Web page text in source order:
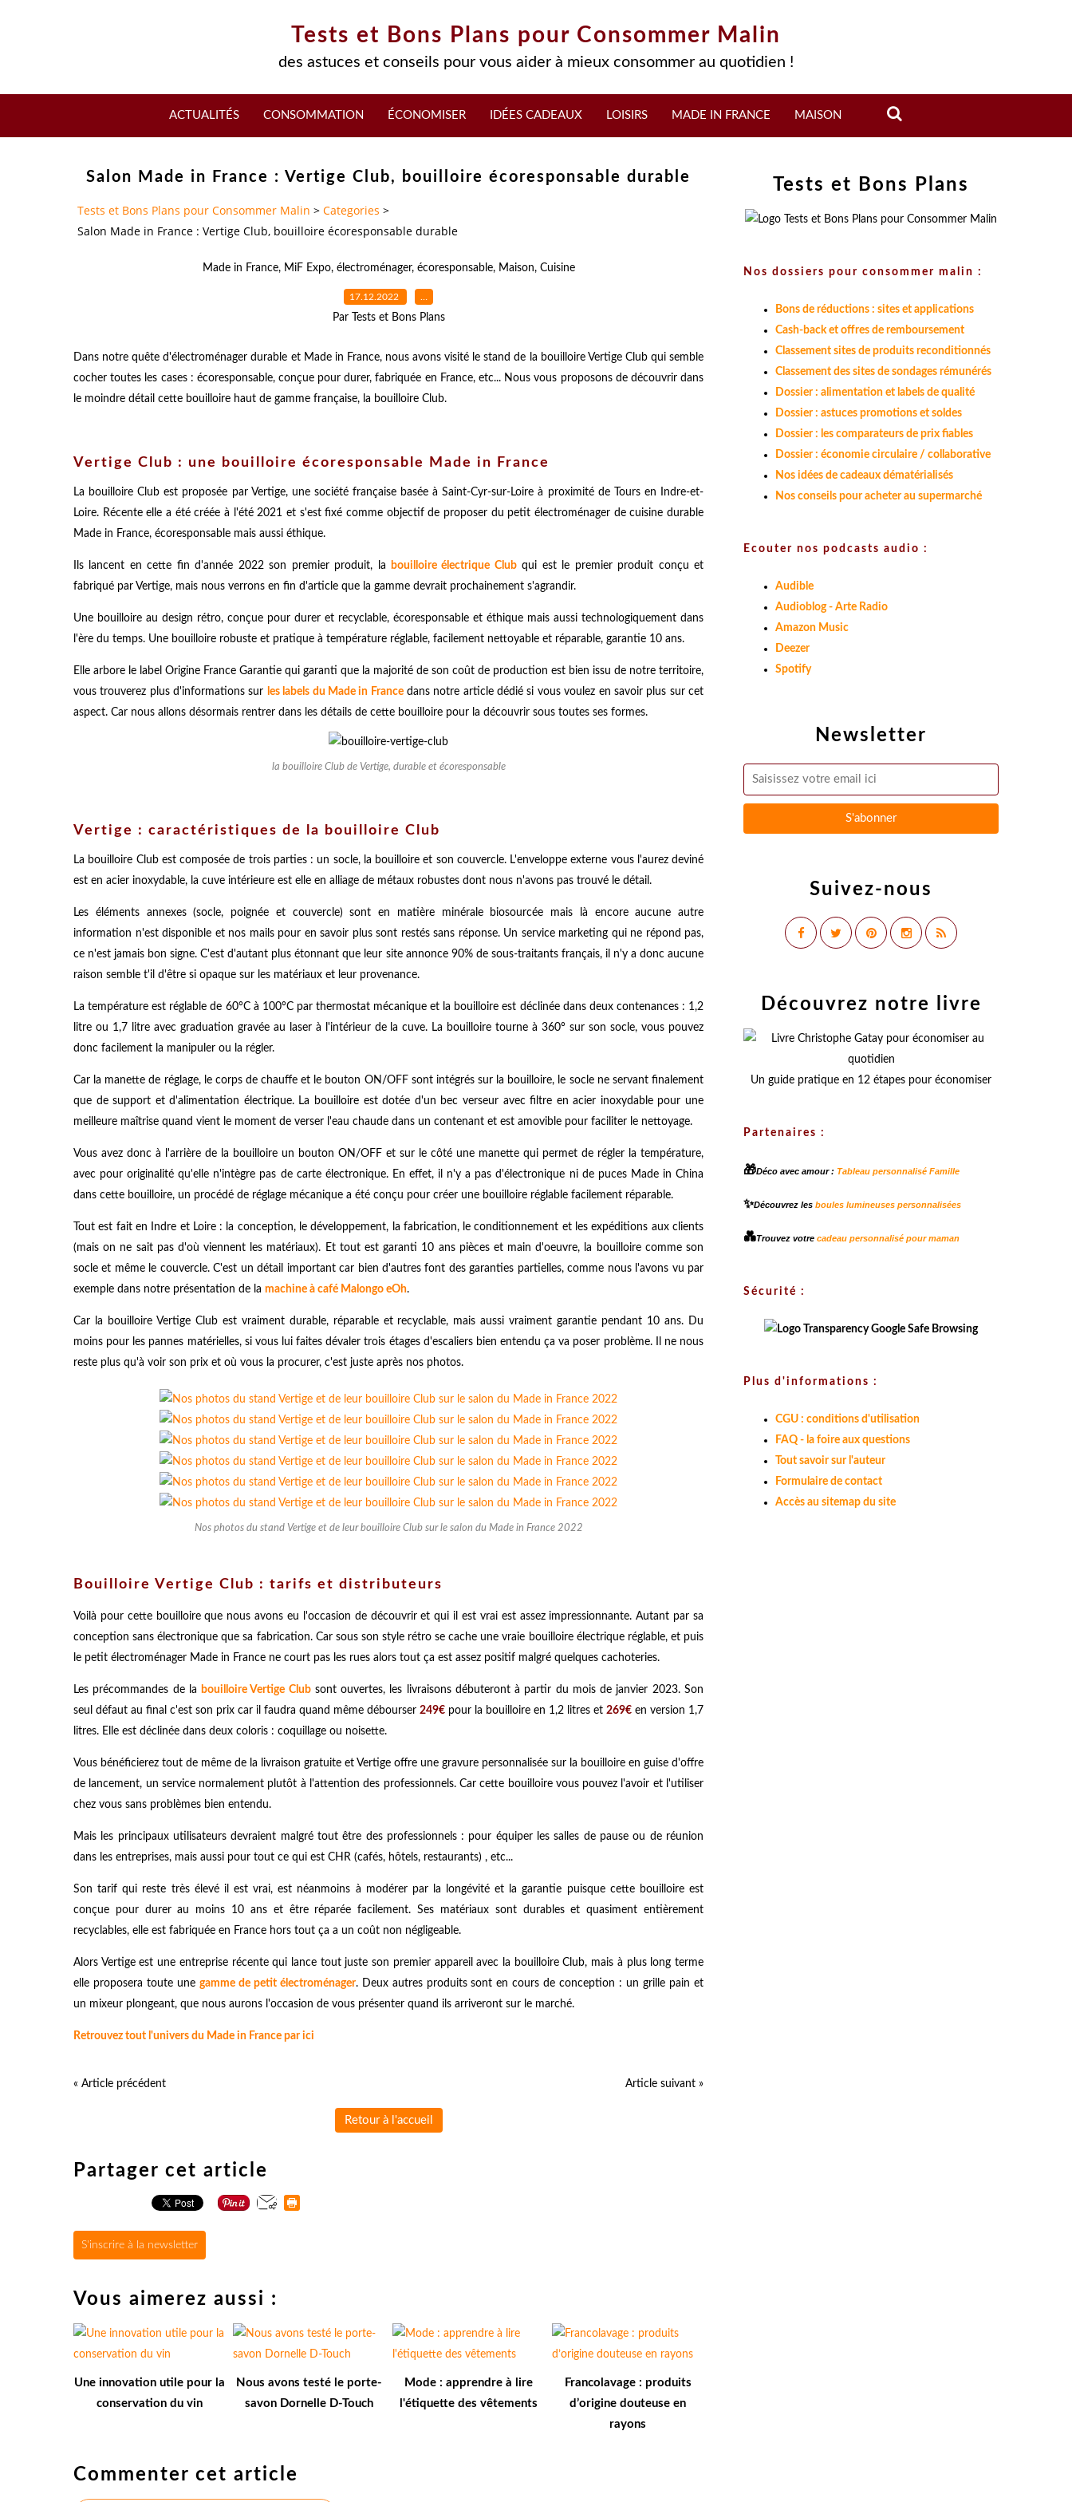
Tests et Bons Plans pour Consommer Malin
des astuces et conseils pour vous aider à mieux consommer au quotidien !
ACTUALITÉS CONSOMMATION ÉCONOMISER IDÉES CADEAUX LOISIRS MADE IN FRANCE MAISON
Salon Made in France : Vertige Club, bouilloire écoresponsable durable
Tests et Bons Plans pour Consommer Malin > Categories >
Salon Made in France : Vertige Club, bouilloire écoresponsable durable
Made in France, MiF Expo, électroménager, écoresponsable, Maison, Cuisine
17.12.2022 …
Par Tests et Bons Plans
Dans notre quête d'électroménager durable et Made in France, nous avons visité le stand de la bouilloire Vertige Club qui semble
cocher toutes les cases : écoresponsable, conçue pour durer, fabriquée en France, etc... Nous vous proposons de découvrir dans
le moindre détail cette bouilloire haut de gamme française, la bouilloire Club.
Vertige Club : une bouilloire écoresponsable Made in France
La bouilloire Club est proposée par Vertige, une société française basée à Saint-Cyr-sur-Loire à proximité de Tours en Indre-et-
Loire. Récente elle a été créée à l'été 2021 et s'est fixé comme objectif de proposer du petit électroménager de cuisine durable
Made in France, écoresponsable mais aussi éthique.
Ils lancent en cette fin d'année 2022 son premier produit, la bouilloire électrique Clubqui est le premier produit conçu et
fabriqué par Vertige, mais nous verrons en fin d'article que la gamme devrait prochainement s'agrandir.
Une bouilloire au design rétro, conçue pour durer et recyclable, écoresponsable et éthique mais aussi technologiquement dans
l'ère du temps. Une bouilloire robuste et pratique à température réglable, facilement nettoyable et réparable, garantie 10 ans.
Elle arbore le label Origine France Garantie qui garanti que la majorité de son coût de production est bien issu de notre territoire,
vous trouverez plus d'informations sur les labels du Made in Francedans notre article dédié si vous voulez en savoir plus sur cet
aspect. Car nous allons désormais rentrer dans les détails de cette bouilloire pour la découvrir sous toutes ses formes.
la bouilloire Club de Vertige, durable et écoresponsable
Vertige : caractéristiques de la bouilloire Club
La bouilloire Club est composée de trois parties : un socle, la bouilloire et son couvercle. L'enveloppe externe vous l'aurez deviné
est en acier inoxydable, la cuve intérieure est elle en alliage de métaux robustes dont nous n'avons pas trouvé le détail.
Les éléments annexes (socle, poignée et couvercle) sont en matière minérale biosourcée mais là encore aucune autre
information n'est disponible et nos mails pour en savoir plus sont restés sans réponse. Un service marketing qui ne répond pas,
ce n'est jamais bon signe. C'est d'autant plus étonnant que leur site annonce 90% de sous-traitants français, il n'y a donc aucune
raison semble t'il d'être si opaque sur les matériaux et leur provenance.
La température est réglable de 60°C à 100°C par thermostat mécanique et la bouilloire est déclinée dans deux contenances : 1,2
litre ou 1,7 litre avec graduation gravée au laser à l'intérieur de la cuve. La bouilloire tourne à 360° sur son socle, vous pouvez
donc facilement la manipuler ou la régler.
Car la manette de réglage, le corps de chauffe et le bouton ON/OFF sont intégrés sur la bouilloire, le socle ne servant finalement
que de support et d'alimentation électrique. La bouilloire est dotée d'un bec verseur avec filtre en acier inoxydable pour une
meilleure maîtrise quand vient le moment de verser l'eau chaude dans un contenant et est amovible pour faciliter le nettoyage.
Vous avez donc à l'arrière de la bouilloire un bouton ON/OFF et sur le côté une manette qui permet de régler la température,
avec pour originalité qu'elle n'intègre pas de carte électronique. En effet, il n'y a pas d'électronique ni de puces Made in China
dans cette bouilloire, un procédé de réglage mécanique a été conçu pour créer une bouilloire réglable facilement réparable.
Tout est fait en Indre et Loire : la conception, le développement, la fabrication, le conditionnement et les expéditions aux clients
(mais on ne sait pas d'où viennent les matériaux). Et tout est garanti 10 ans pièces et main d'oeuvre, la bouilloire comme son
socle et même le couvercle. C'est un détail important car bien d'autres font des garanties partielles, comme nous l'avons vu par
exemple dans notre présentation de la machine à café Malongo eOh.
Car la bouilloire Vertige Club est vraiment durable, réparable et recyclable, mais aussi vraiment garantie pendant 10 ans. Du
moins pour les pannes matérielles, si vous lui faites dévaler trois étages d'escaliers bien entendu ça va poser problème. Il ne nous
reste plus qu'à voir son prix et où vous la procurer, c'est juste après nos photos.
Nos photos du stand Vertige et de leur bouilloire Club sur le salon du Made in France 2022
Bouilloire Vertige Club : tarifs et distributeurs
Voilà pour cette bouilloire que nous avons eu l'occasion de découvrir et qui il est vrai est assez impressionnante. Autant par sa
conception sans électronique que sa fabrication. Car sous son style rétro se cache une vraie bouilloire électrique réglable, et puis
le petit électroménager Made in France ne court pas les rues alors tout ça est assez positif malgré quelques cachoteries.
Les précommandes de la bouilloire Vertige Clubsont ouvertes, les livraisons débuteront à partir du mois de janvier 2023. Son
seul défaut au final c'est son prix car il faudra quand même débourser 249€ pour la bouilloire en 1,2 litres et 269€ en version 1,7
litres. Elle est déclinée dans deux coloris : coquillage ou noisette.
Vous bénéficierez tout de même de la livraison gratuite et Vertige offre une gravure personnalisée sur la bouilloire en guise d'offre
de lancement, un service normalement plutôt à l'attention des professionnels. Car cette bouilloire vous pouvez l'avoir et l'utiliser
chez vous sans problèmes bien entendu.
Mais les principaux utilisateurs devraient malgré tout être des professionnels : pour équiper les salles de pause ou de réunion
dans les entreprises, mais aussi pour tout ce qui est CHR (cafés, hôtels, restaurants) , etc...
Son tarif qui reste très élevé il est vrai, est néanmoins à modérer par la longévité et la garantie puisque cette bouilloire est
conçue pour durer au moins 10 ans et être réparée facilement. Ses matériaux sont durables et quasiment entièrement
recyclables, elle est fabriquée en France hors tout ça a un coût non négligeable.
Alors Vertige est une entreprise récente qui lance tout juste son premier appareil avec la bouilloire Club, mais à plus long terme
elle proposera toute une gamme de petit électroménager. Deux autres produits sont en cours de conception : un grille pain et
un mixeur plongeant, que nous aurons l'occasion de vous présenter quand ils arriveront sur le marché.
Retrouvez tout l'univers du Made in France par ici
« Article précédent Article suivant »
Retour à l'accueil
Partager cet article
S'inscrire à la newsletter
Vous aimerez aussi :
Une innovation utile pour la
conservation du vin
Nous avons testé le porte-
savon Dornelle D-Touch
Mode : apprendre à lire
l'étiquette des vêtements
Francolavage : produits
d’origine douteuse en
rayons
Commenter cet article
Newsletter
Suivez-nous
Tests et Bons Plans
Nos dossiers pour consommer malin :
Bons de réductions : sites et applications
Cash-back et offres de remboursement
Classement sites de produits reconditionnés
Classement des sites de sondages rémunérés
Dossier : alimentation et labels de qualité
Dossier : astuces promotions et soldes
Dossier : les comparateurs de prix fiables
Dossier : économie circulaire / collaborative
Nos idées de cadeaux dématérialisés
Nos conseils pour acheter au supermarché
Ecouter nos podcasts audio :
Audible
Audioblog - Arte Radio
Amazon Music
Deezer
Spotify
Découvrez notre livre
Un guide pratique en 12 étapes pour économiser
Partenaires :
🎁Déco avec amour : Tableau personnalisé Famille
✨Découvrez les boules lumineuses personnalisées
💑Trouvez votre cadeau personnalisé pour maman
Sécurité :
Plus d'informations :
CGU : conditions d'utilisation
FAQ - la foire aux questions
Tout savoir sur l'auteur
Formulaire de contact
Accès au sitemap du site